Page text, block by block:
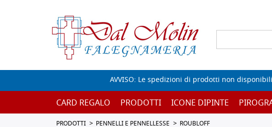
AVVISO: Le spedizioni di prodotti non
CARD REGALO PRODOTTI ICONE DIPINTE
PRODOTTI PENNELLI E PENNELLESSE ROUBLOFF